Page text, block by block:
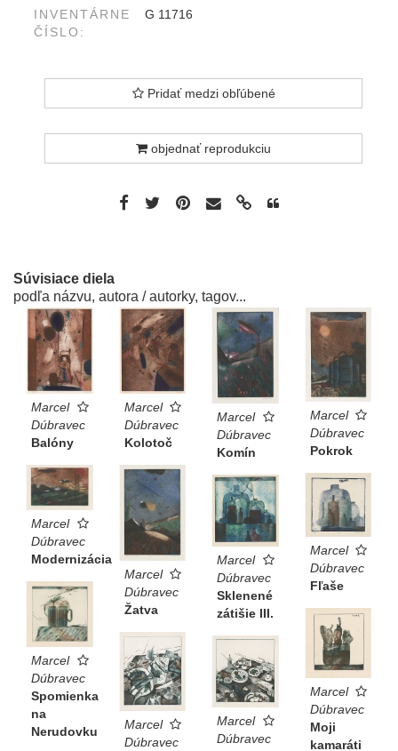
INVENTÁRNE
ČÍSLO:
G 11716
Pridať medzi obľúbené
objednať reprodukciu
Súvisiace diela
podľa názvu, autora / autorky, tagov...
Marcel
Dúbravec
Balóny
Marcel
Dúbravec
Kolotoč
Marcel
Dúbravec
Komín
Marcel
Dúbravec
Pokrok
Marcel
Dúbravec
Žatva
Marcel
Dúbravec
Modernizácia
Marcel
Dúbravec
Fľaše
Marcel
Dúbravec
Sklenené
zátišie III.
Marcel
Dúbravec
Spomienka
na
Nerudovku
Marcel
Dúbravec
Moji
kamaráti
Marcel
Dúbravec
Marcel
Dúbravec